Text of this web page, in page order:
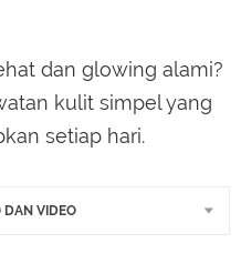
dan glowing alami?
kulit simpel yang
setiap hari.
DAN VIDEO